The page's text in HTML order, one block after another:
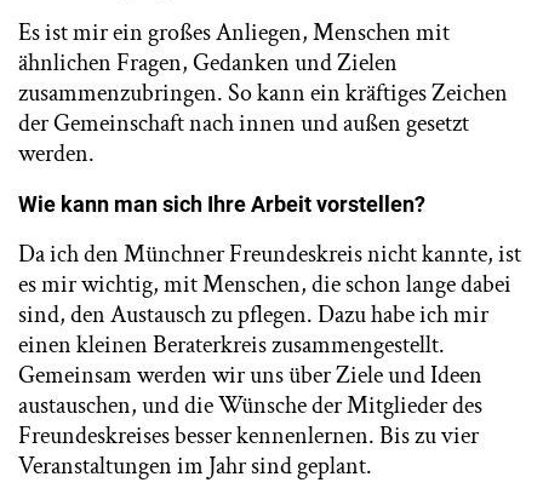
Es ist mir ein großes Anliegen, Menschen mit
ähnlichen Fragen, Gedanken und Zielen
zusammenzubringen. So kann ein kräftiges Zeichen
der Gemeinschaft nach innen und außen gesetzt
werden.
Wie kann man sich Ihre Arbeit vorstellen?
Da ich den Münchner Freundeskreis nicht kannte, ist
es mir wichtig, mit Menschen, die schon lange dabei
sind, den Austausch zu pflegen. Dazu habe ich mir
einen kleinen Beraterkreis zusammengestellt.
Gemeinsam werden wir uns über Ziele und Ideen
austauschen, und die Wünsche der Mitglieder des
Freundeskreises besser kennenlernen. Bis zu vier
Veranstaltungen im Jahr sind geplant.